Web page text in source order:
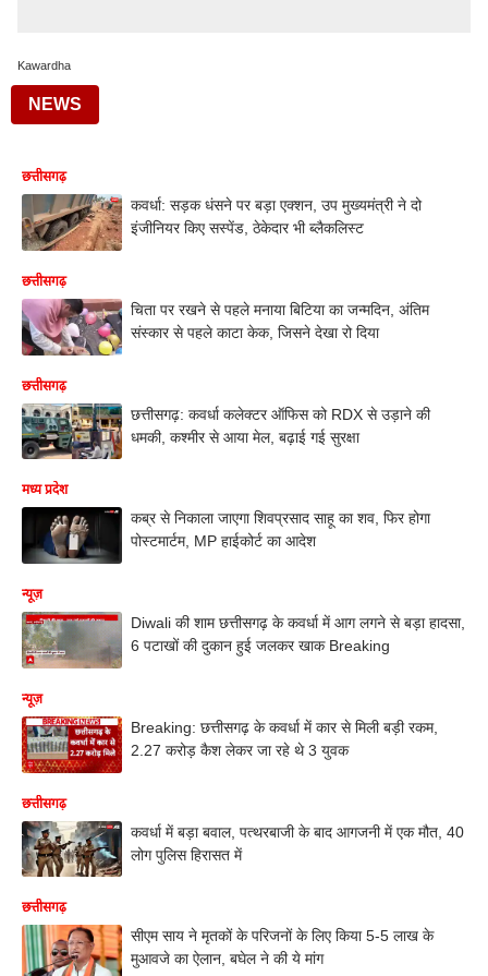
Kawardha
NEWS
छत्तीसगढ़
कवर्धा: सड़क धंसने पर बड़ा एक्शन, उप मुख्यमंत्री ने दो
इंजीनियर किए सस्पेंड, ठेकेदार भी ब्लैकलिस्ट
छत्तीसगढ़
चिता पर रखने से पहले मनाया बिटिया का जन्मदिन, अंतिम
संस्कार से पहले काटा केक, जिसने देखा रो दिया
छत्तीसगढ़
छत्तीसगढ़: कवर्धा कलेक्टर ऑफिस को RDX से उड़ाने की
धमकी, कश्मीर से आया मेल, बढ़ाई गई सुरक्षा
मध्य प्रदेश
कब्र से निकाला जाएगा शिवप्रसाद साहू का शव, फिर होगा
पोस्टमार्टम, MP हाईकोर्ट का आदेश
न्यूज़
Diwali की शाम छत्तीसगढ़ के कवर्धा में आग लगने से बड़ा हादसा,
6 पटाखों की दुकान हुई जलकर खाक Breaking
न्यूज़
Breaking: छत्तीसगढ़ के कवर्धा में कार से मिली बड़ी रकम,
2.27 करोड़ कैश लेकर जा रहे थे 3 युवक
छत्तीसगढ़
कवर्धा में बड़ा बवाल, पत्थरबाजी के बाद आगजनी में एक मौत, 40
लोग पुलिस हिरासत में
छत्तीसगढ़
सीएम साय ने मृतकों के परिजनों के लिए किया 5-5 लाख के
मुआवजे का ऐलान, बघेल ने की ये मांग